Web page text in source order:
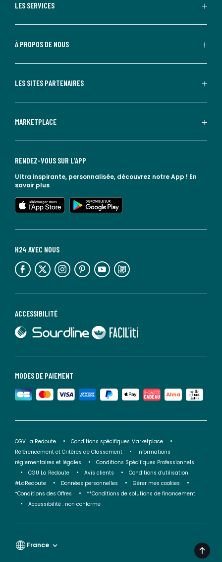
LES SERVICES
À PROPOS DE NOUS
LES SITES PARTENAIRES
MARKETPLACE
MODES DE PAIEMENT
ACCESSIBILITÉ
lien vers Sourdline
lien vers Faciliti
H24 AVEC NOUS
lien vers l'espace réseaux sociaux lien vers l'espace réseaux sociaux lien vers l'espace réseaux sociaux lien vers l'espace réseaux sociaux lien vers l'espace réseaux sociaux lien vers le blog la redoute
RENDEZ-VOUS SUR L'APP
Ultra inspirante, personnalisée, découvrez notre App ! En
savoir plus
lien vers l'app store
lien vers google play
CGV La Redoute
Conditions spécifiques Marketplace
Référencement et Critères de Classement
Informations
réglementaires et légales
Conditions Spécifiques Professionnels
CGU La Redoute
Avis clients
Conditions d'utilisation
#LaRedoute
Données personnelles
Gérer mes cookies
*Conditions des Offres
**Conditions de solutions de financement
Accessibilité : non conforme
France